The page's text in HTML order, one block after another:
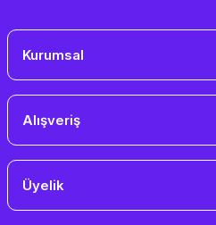
Kurumsal
Alışveriş
Üyelik